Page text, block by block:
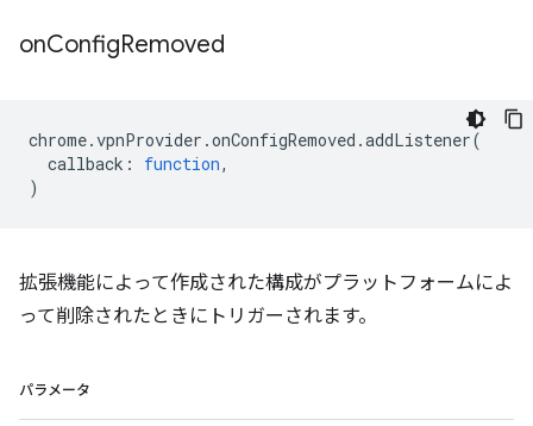
onConfigRemoved
chrome.vpnProvider .onConfigRemoved .addListener(
callback : function,
)
拡張機能によって作成された構成がプラットフォームによ
って削除されたときにトリガーされます。
パラメータ